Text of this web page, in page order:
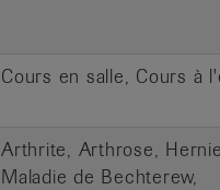
Cours en salle, Cours à
Arthrite, Arthrose,
Maladie de Bechterew,